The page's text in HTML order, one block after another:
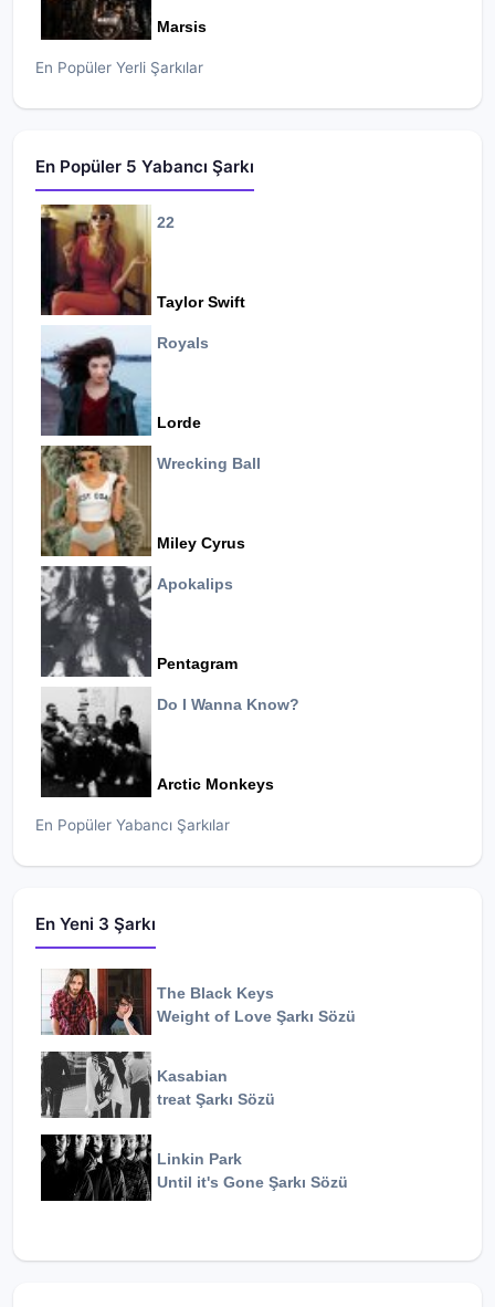
Marsis
En Popüler Yerli Şarkılar
En Popüler 5 Yabancı Şarkı
22
Taylor Swift
Royals
Lorde
Wrecking Ball
Miley Cyrus
Apokalips
Pentagram
Do I Wanna Know?
Arctic Monkeys
En Popüler Yabancı Şarkılar
En Yeni 3 Şarkı
The Black Keys
Weight of Love Şarkı Sözü
Kasabian
treat Şarkı Sözü
Linkin Park
Until it's Gone Şarkı Sözü